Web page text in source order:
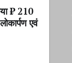
₹ 210
एवं